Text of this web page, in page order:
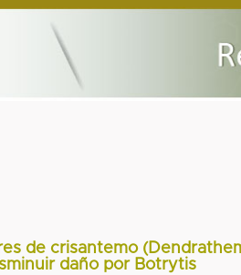
de crisantemo
daño por Botrytis